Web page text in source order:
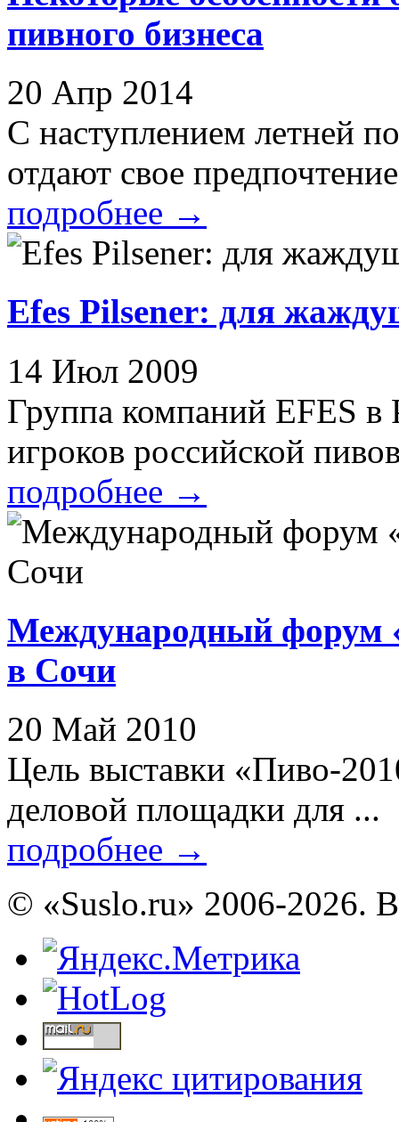
пивного бизнеса
20 Апр 2014
С наступлением летней
отдают свое
подробнее →
Efes Pilsener: для
14 Июл 2009
Группа компаний EFES
игроков российской
подробнее →
Международный форум
в Сочи
20 Май 2010
Цель выставки «Пиво-
деловой площадки для ...
подробнее →
© «Suslo.ru» 2006-2026.